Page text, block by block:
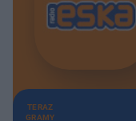
TERAZ
GRAMY